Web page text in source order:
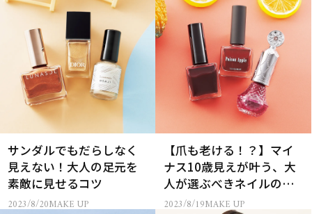
サンダルでもだらしなく
見えない！大人の足元を
素敵に見せるコツ
2023/8/20MAKE UP
【爪も老ける！？】マイ
ナス10歳見えが叶う、大
人が選ぶべきネイルの色
って？
2023/8/19MAKE UP